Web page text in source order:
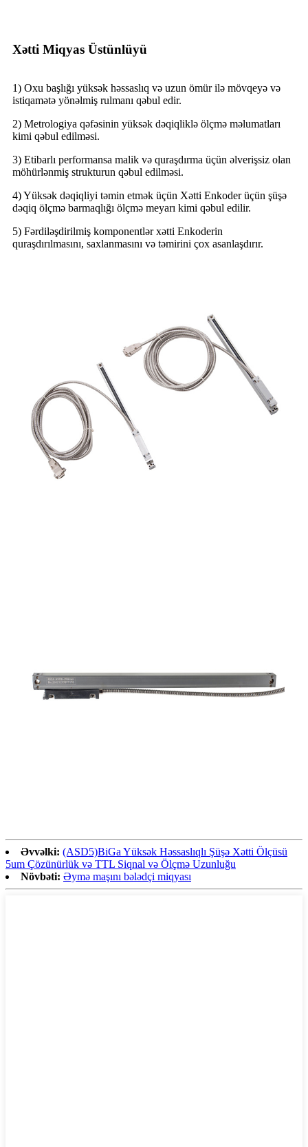
Xətti Miqyas Üstünlüyü
1) Oxu başlığı yüksək həssaslıq və uzun ömür ilə mövqeyə və
istiqamətə yönəlmiş rulmanı qəbul edir.
2) Metrologiya qəfəsinin yüksək dəqiqliklə ölçmə məlumatları
kimi qəbul edilməsi.
3) Etibarlı performansa malik və quraşdırma üçün əlverişsiz olan
möhürlənmiş strukturun qəbul edilməsi.
4) Yüksək dəqiqliyi təmin etmək üçün Xətti Enkoder üçün şüşə
dəqiq ölçmə barmaqlığı ölçmə meyarı kimi qəbul edilir.
5) Fərdiləşdirilmiş komponentlər xətti Enkoderin
quraşdırılmasını, saxlanmasını və təmirini çox asanlaşdırır.
Əvvəlki: (ASD5)BiGa Yüksək Həssaslıqlı Şüşə Xətti Ölçüsü
5um Çözünürlük və TTL Siqnal və Ölçmə Uzunluğu
Növbəti: Əymə maşını bələdçi miqyası